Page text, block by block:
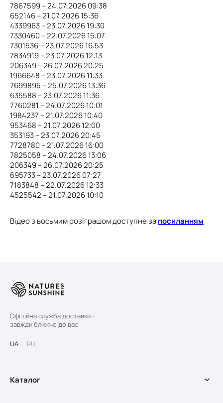
7867599 – 24.07.2026 09:38
652146 – 21.07.2026 15:36
4339963 – 23.07.2026 19:30
7330460 – 22.07.2026 15:07
7301536 – 23.07.2026 16:53
7834919 – 23.07.2026 12:13
206349 – 26.07.2026 20:25
1966648 – 23.07.2026 11:33
7699895 – 25.07.2026 13:36
635588 – 23.07.2026 11:36
7760281 – 24.07.2026 10:01
1984237 – 21.07.2026 10:40
953468 – 21.07.2026 12:00
353193 – 23.07.2026 20:45
7728780 – 21.07.2026 16:00
7825058 – 24.07.2026 13:06
206349 – 26.07.2026 20:25
695733 – 23.07.2026 07:27
7183848 – 22.07.2026 12:33
4525542 – 21.07.2026 10:10
Відео з восьмим розіграшом доступне запосиланням
Офіційна служба доставки -
завжди ближче до вас
UA RU
Каталог